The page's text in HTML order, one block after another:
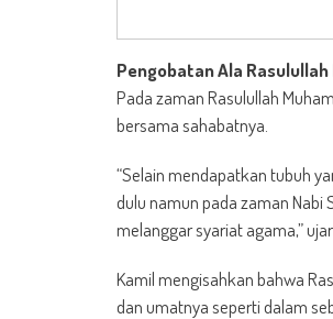
Pengobatan Ala Rasulullah
Pada zaman Rasulullah
bersama sahabatnya.
“Selain mendapatkan tubuh
dulu namun pada zaman Nabi
melanggar syariat agama,” ujar
Kamil mengisahkan bahwa
dan umatnya seperti dalam